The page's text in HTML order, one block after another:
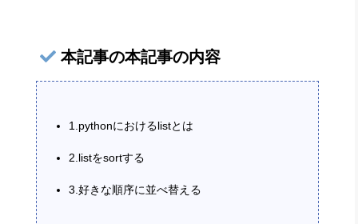
本記事の本記事の内容
1.pythonにおけるlistとは
2.listをsortする
3.好きな順序に並べ替える